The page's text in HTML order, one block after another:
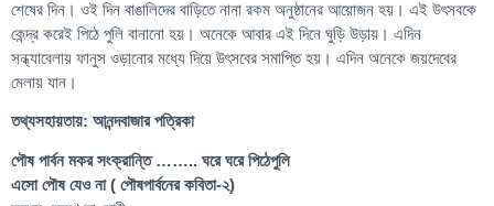
শেষের দিন। ওই দিন বাঙালিদের বাড়িতে নানা রকম অনুষ্ঠানের আয়োজন হয়। এই উৎসবকে
কেন্দ্র করেই পিঠে পুলি বানানো হয়। অনেকে আবার এই দিনে ঘুড়ি উড়ায়। এদিন
সন্ধ্যাবেলায় ফানুস ওড়ানোর মধ্যে দিয়ে উৎসবের সমাপ্তি হয়। এদিন অনেকে জয়দেবের
মেলায় যান।
তথ্যসহায়তায়: আনন্দবাজার পত্রিকা
পৌষ পার্বন মকর সংক্রান্তি …….. ঘরে ঘরে পিঠেপুলি
এসো পৌষ যেও না ( পৌষপার্বনের কবিতা-২)